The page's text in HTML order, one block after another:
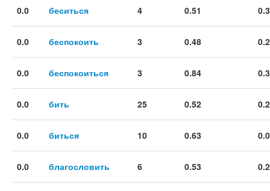
0.0 беситься 4 0.51
0.0 беспокоить 3 0.48
0.0 беспокоиться 3 0.84
0.0 бить 25 0.52
0.0 биться 10 0.63
0.0 благословить 6 0.53